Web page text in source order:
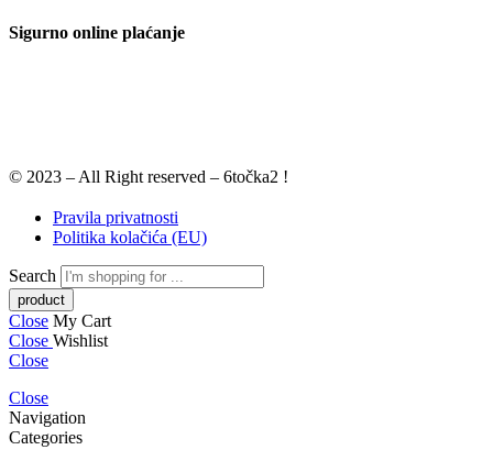
Sigurno online plaćanje
© 2023 – All Right reserved – 6točka2 !
Pravila privatnosti
Politika kolačića (EU)
Search
Close My Cart
Close Wishlist
Close
Close
Navigation
Categories